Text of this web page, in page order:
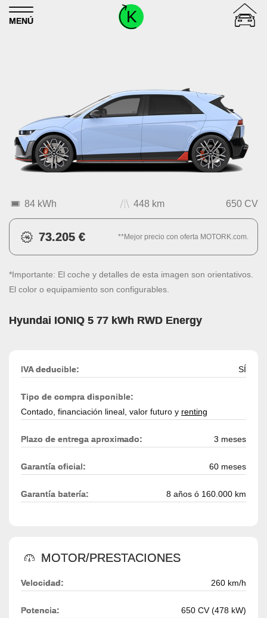
Skip to content
MENÚ
84 kWh 448 km 650 CV
73.205 € **Mejor precio con oferta MOTORK.com.
*Importante: El coche y detalles de esta imagen son orientativos.
El color o equipamiento son configurables.
Hyundai IONIQ 5 77 kWh RWD Energy
IVA deducible: SÍ
Tipo de compra disponible:
Contado, financiación lineal, valor futuro y renting
Plazo de entrega aproximado: 3 meses
Garantía oficial: 60 meses
Garantía batería: 8 años ó 160.000 km
MOTOR/PRESTACIONES
Velocidad: 260 km/h
Potencia: 650 CV (478 kW)